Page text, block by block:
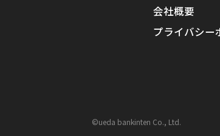
会社概要
プライバシー
©ueda bankinten Co., Ltd.